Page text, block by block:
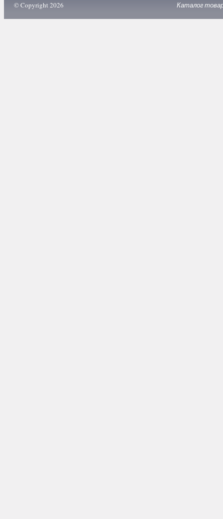
© Copyright 2026 Каталог